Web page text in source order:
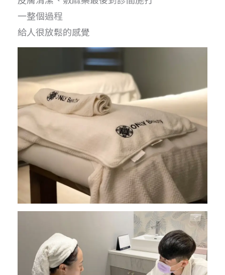
一整個過程
給人很放鬆的感覺